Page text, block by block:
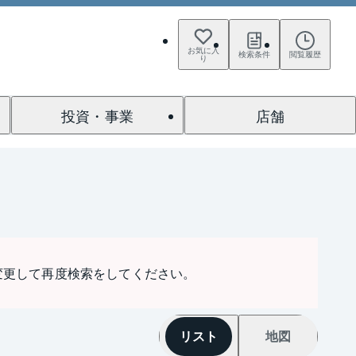
お気に入
り 検索条件 閲覧履歴
投資・事業 店舗
して再度検索をしてください。
リスト 地図